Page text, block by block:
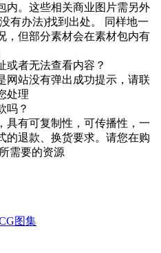
内。这些相关商业图片需另外
有办法)找到出处。 同样地一
，但部分素材会在素材包内有
或者无法查看内容？
网站没有弹出成功提示，请联
处理
吗？
具有可复制性，可传播性，一
的退款、换货要求。请您在购
需要的资源
图集